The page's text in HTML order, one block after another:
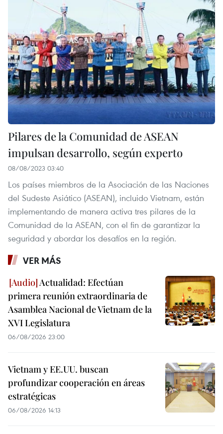
Pilares de la Comunidad de ASEAN
impulsan desarrollo, según experto
08/08/2023 03:40
Los países miembros de la Asociación de las Naciones
del Sudeste Asiático (ASEAN), incluido Vietnam, están
implementando de manera activa tres pilares de la
Comunidad de la ASEAN, con el fin de garantizar la
seguridad y abordar los desafíos en la región.
VER MÁS
Actualidad: Efectúan
primera reunión extraordinaria de
Asamblea Nacional de Vietnam de la
XVI Legislatura
06/08/2026 23:00
Vietnam y EE.UU. buscan
profundizar cooperación en áreas
estratégicas
06/08/2026 14:13